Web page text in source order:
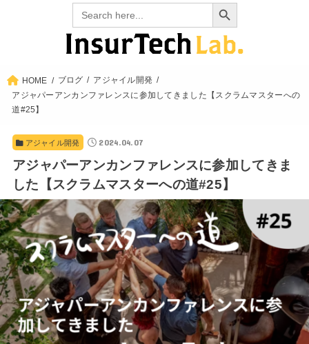
Search
for:
HOME ブログ
アジャイル開発
アジャパーアンカンファレンスに参加してきました【スクラムマスターへの
道#25】
アジャイル開発 2024.04.07
アジャパーアンカンファレンスに参加してきま
した【スクラムマスターへの道#25】